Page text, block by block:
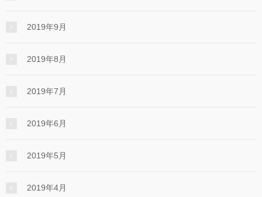
2019年9月
2019年8月
2019年7月
2019年6月
2019年5月
2019年4月